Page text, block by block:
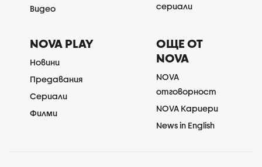
Видео
сериали
NOVA PLAY
Новини
Предавания
Сериали
Филми
ОЩЕ ОТ
NOVA
NOVA
отговорност
NOVA Кариери
News in English